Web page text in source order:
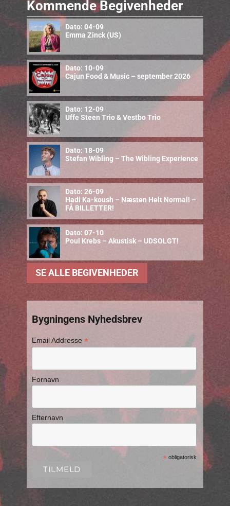
Kommende Begivenheder
Dato: 04-09
Emma Zinck (US)
Dato: 10-09
Cajun Food & Music – september 2026
Dato: 12-09
Uffe Steen Trio & Vestbo Trio
Dato: 18-09
Stefan Wibling – The Wibling Experience
Dato: 26-09
Hadi Ka-koush – Næsten Helt Normal! –
FÅ BILLETTER!
Dato: 07-10
Poul Krebs – Akustisk – UDSOLGT!
SE ALLE BEGIVENHEDER
Bygningens Nyhedsbrev
Email Addresse*
Fornavn
Efternavn
* obligatorisk